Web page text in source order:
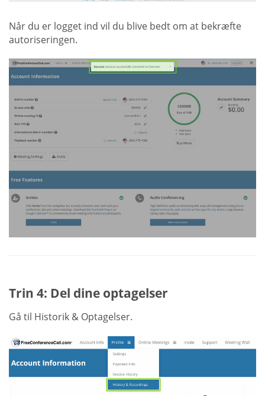
Når du er logget ind vil du blive bedt om at bekræfte
autoriseringen.
Trin 4: Del dine optagelser
Gå til Historik & Optagelser.